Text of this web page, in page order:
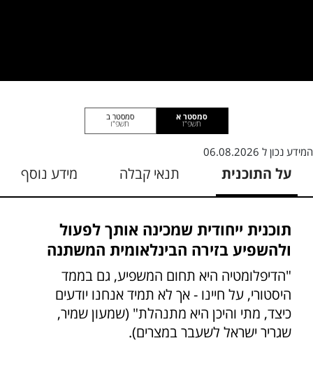
סמסטר א
תשפ"ז
סמסטר ב
תשפ"ו
המידע נכון ל 06.08.2026
על התוכנית תנאי קבלה מידע נוסף
תוכנית ייחודית שמכינה אותך לפעול
ולהשפיע בזירה הבינלאומית המשתנה
"הדיפלומטיה היא תחום המשפיע, גם בממד
היסטורי, על חיינו - אך לא תמיד אנחנו יודעים
כיצד, מתי והיכן היא מתנהלת" (שמעון שמיר,
שגריר ישראל לשעבר במצרים).